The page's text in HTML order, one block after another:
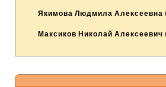
Якимова Людмила Алексеевна
Максиков Николай Алексеевич